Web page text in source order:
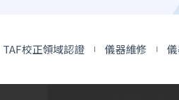
TAF校正領域認證 儀器維修